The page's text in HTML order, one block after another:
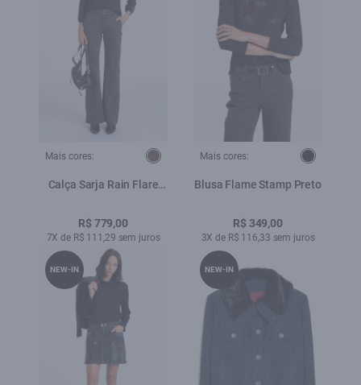
Mais cores:
Calça Sarja Rain Flare
R$ 779,00
7X de R$ 111,29 sem juros
Mais cores:
Blusa Flame Stamp Preto
R$ 349,00
3X de R$ 116,33 sem juros
NEW-IN NEW-IN